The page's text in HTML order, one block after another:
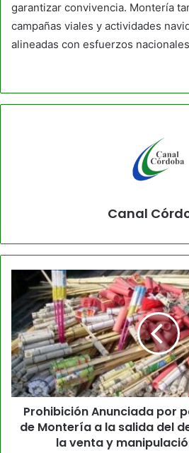
garantizar convivencia. Montería
campañas viales y actividades
alineadas con esfuerzos
Canal
Prohibición Anunciada por
de Montería a la salida del
la venta y